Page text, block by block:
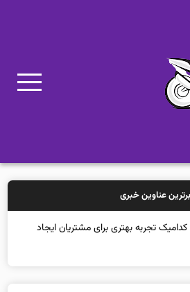
برترین عناوین خبری
تجربه بهتری برای مشتریان ایجاد